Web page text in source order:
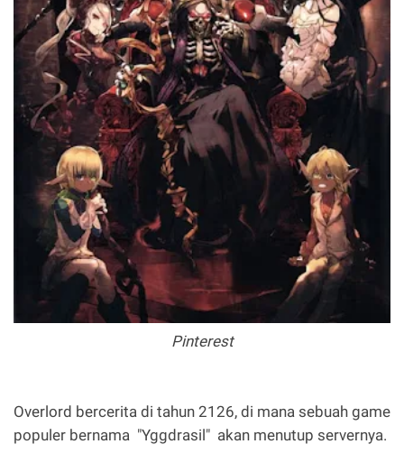
Pinterest
Overlord bercerita di tahun 2126, di mana sebuah game
populer bernama "Yggdrasil" akan menutup servernya.